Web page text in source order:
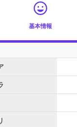
基本情報